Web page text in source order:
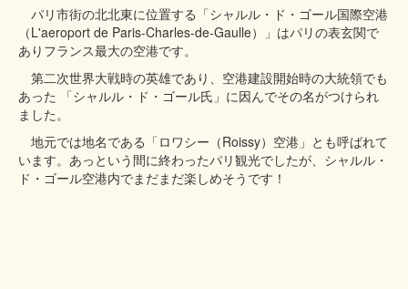
パリ市街の北北東に位置する「シャルル・ド・ゴール国際空港
（L'aeroport de Paris-Charles-de-Gaulle）」はパリの表玄関で
ありフランス最大の空港です。
第二次世界大戦時の英雄であり、空港建設開始時の大統領でも
あった 「シャルル・ド・ゴール氏」に因んでその名がつけられ
ました。
地元では地名である「ロワシー（Roissy）空港」とも呼ばれて
います。あっという間に終わったパリ観光でしたが、シャルル・
ド・ゴール空港内でまだまだ楽しめそうです！